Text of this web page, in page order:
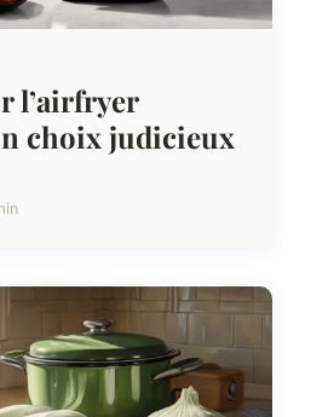
l’airfryer
choix judicieux